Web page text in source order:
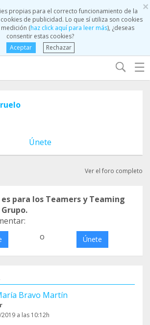
×
propias para el correcto funcionamiento de la
de publicidad. Lo que sí utiliza son cookies
(haz click aquí para leer más), ¿deseas
consentir estas cookies?
Aceptar
Rechazar
☰
Únete
Ver el foro completo
para los Teamers y Teaming
o Únete
Bravo Martín
a las 10:12h